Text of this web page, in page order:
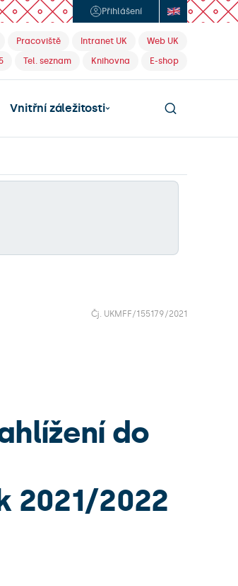
Přihlášení
Pracoviště Intranet UK
Web UK
Tel. seznam Knihovna E-shop
Vnitřní záležitosti
Čj. UKMFF/155179/2021
do
2021/2022